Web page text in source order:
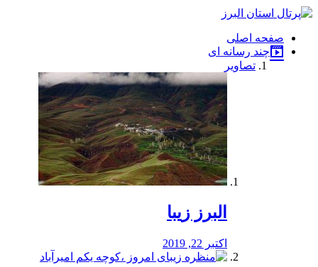
فصد
شرق
تهران
خشکشویی
صفحه اصلی
چند رسانه ای
تصاویر
البرز زیبا
اکتبر 22, 2019